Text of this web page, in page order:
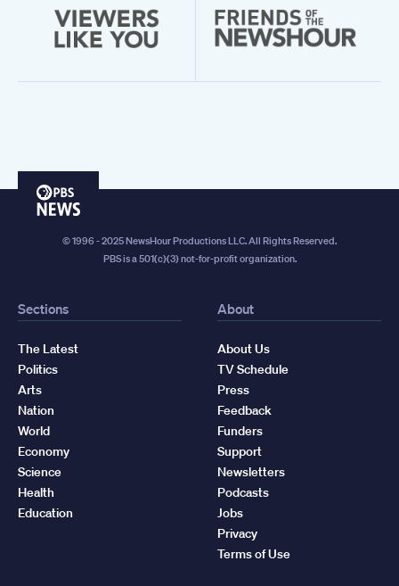
PBS
© 1996 - 2025 NewsHour Productions LLC. All Rights Reserved.
PBS is a 501(c)(3) not-for-profit organization.
Sections
The Latest
Politics
Arts
Nation
World
Economy
Science
Health
Education
About
About Us
TV Schedule
Press
Feedback
Funders
Support
Newsletters
Podcasts
Jobs
Privacy
Terms of Use